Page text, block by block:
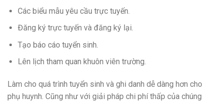
Các biểu mẫu yêu cầu trực tuyến.
Đăng ký trực tuyến và đăng ký lại.
Tạo báo cáo tuyển sinh.
Lên lịch tham quan khuôn viên trường.
Làm cho quá trình tuyển sinh và ghi danh dễ dàng hơn cho
phụ huynh. Cũng như với giải pháp chi phí thấp của chúng